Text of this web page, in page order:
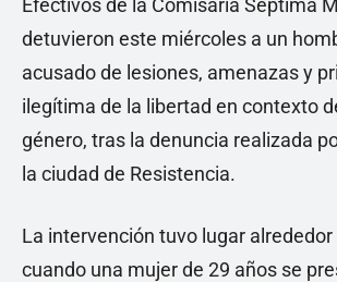
Efectivos de la Comisaría Séptima
detuvieron este miércoles a un
acusado de lesiones, amenazas y
ilegítima de la libertad en contexto
género, tras la denuncia realizada
la ciudad de Resistencia.
La intervención tuvo lugar alrededor
cuando una mujer de 29 años se